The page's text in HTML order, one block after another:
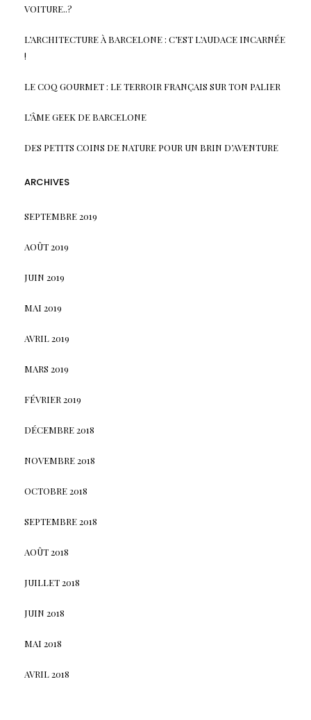
VOITURE..?
L’ARCHITECTURE À BARCELONE : C’EST L’AUDACE INCARNÉE
!
LE COQ GOURMET : LE TERROIR FRANÇAIS SUR TON PALIER
L’ÂME GEEK DE BARCELONE
DES PETITS COINS DE NATURE POUR UN BRIN D’AVENTURE
ARCHIVES
SEPTEMBRE 2019
AOÛT 2019
JUIN 2019
MAI 2019
AVRIL 2019
MARS 2019
FÉVRIER 2019
DÉCEMBRE 2018
NOVEMBRE 2018
OCTOBRE 2018
SEPTEMBRE 2018
AOÛT 2018
JUILLET 2018
JUIN 2018
MAI 2018
AVRIL 2018